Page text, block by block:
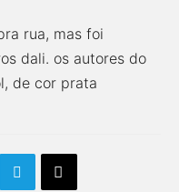
rua, mas foi
dali. os autores do
de cor prata